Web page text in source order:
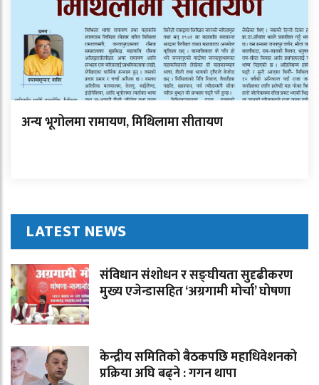
अन्य भूगोलमा रामायण, मिथिलामा सीतायण
LATEST NEWS
संविधान संशोधन र सङ्घीयता सुदृढीकरण
मुख्य एजेन्डासहित ‘अग्रगामी मोर्चा’ घोषणा
केन्द्रीय समितिको बैठकपछि महाधिवेशनको
प्रक्रिया अघि बढ्ने : गगन थापा